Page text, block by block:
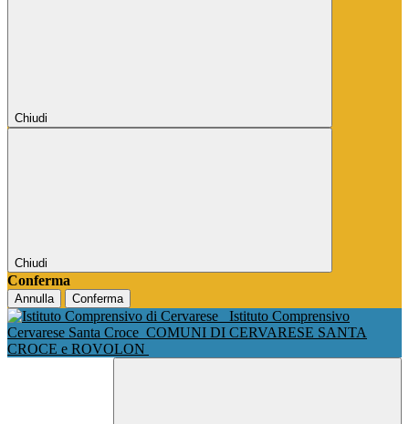
Chiudi
Chiudi
Conferma
Annulla Conferma
Istituto Comprensivo
Cervarese Santa Croce COMUNI DI CERVARESE SANTA
CROCE e ROVOLON